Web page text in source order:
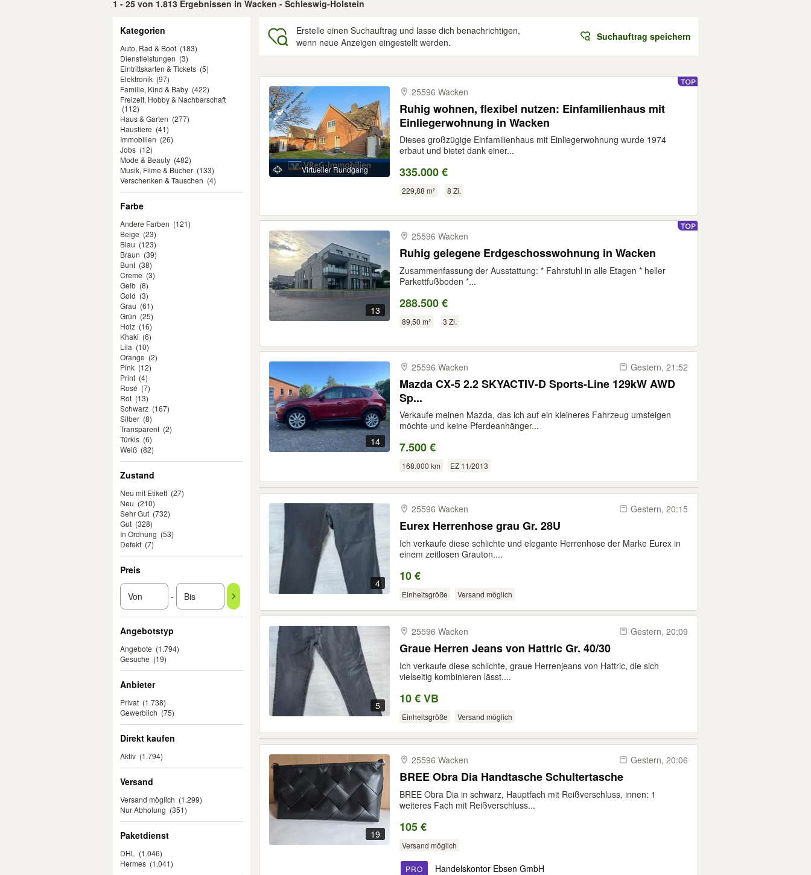
1 - 25 von 1.813 Ergebnissen in Wacken - Schleswig-Holstein
Kategorien
Auto, Rad & Boot (183)
Dienstleistungen (3)
Eintrittskarten & Tickets (5)
Elektronik (97)
Familie, Kind & Baby (422)
Freizeit, Hobby & Nachbarschaft
(112)
Haus & Garten (277)
Haustiere (41)
Immobilien (26)
Jobs (12)
Mode & Beauty (482)
Musik, Filme & Bücher (133)
Verschenken & Tauschen (4)
Farbe
Andere Farben (121)
Beige (23)
Blau (123)
Braun (39)
Bunt (38)
Creme (3)
Gelb (8)
Gold (3)
Grau (61)
Grün (25)
Holz (16)
Khaki (6)
Lila (10)
Orange (2)
Pink (12)
Print (4)
Rosé (7)
Rot (13)
Schwarz (167)
Silber (8)
Transparent (2)
Türkis (6)
Weiß (82)
Zustand
Neu mit Etikett (27)
Neu (210)
Sehr Gut (732)
Gut (328)
In Ordnung (53)
Defekt (7)
Preis
-
Angebotstyp
Angebote (1.794)
Gesuche (19)
Anbieter
Privat (1.738)
Gewerblich (75)
Direkt kaufen
Aktiv (1.794)
Versand
Versand möglich (1.299)
Nur Abholung (351)
Paketdienst
DHL
(1.046)
Hermes (1.041)
Erstelle einen Suchauftrag und lasse dich benachrichtigen,
wenn neue Anzeigen eingestellt werden.
Suchauftrag speichern
Virtueller Rundgang
25596 Wacken
Ruhig wohnen, flexibel nutzen: Einfamilienhaus mit
Einliegerwohnung in Wacken
Dieses großzügige Einfamilienhaus mit Einliegerwohnung wurde 1974
erbaut und bietet dank einer...
335.000 €
229,88 m² 8 Zi.
13
25596 Wacken
Ruhig gelegene Erdgeschosswohnung in Wacken
Zusammenfassung der Ausstattung: * Fahrstuhl in alle Etagen * heller
Parkettfußboden *...
288.500 €
89,50 m² 3 Zi.
14
25596 Wacken Gestern, 21:52
Mazda CX-5 2.2 SKYACTIV-D Sports-Line 129kW AWD
Sp...
Verkaufe meinen Mazda, das ich auf ein kleineres Fahrzeug umsteigen
möchte und keine Pferdeanhänger...
7.500 €
168.000 km EZ 11/2013
4
25596 Wacken Gestern, 20:15
Eurex Herrenhose grau Gr. 28U
Ich verkaufe diese schlichte und elegante Herrenhose der Marke Eurex in
einem zeitlosen Grauton....
10 €
Einheitsgröße Versand möglich
5
25596 Wacken Gestern, 20:09
Graue Herren Jeans von Hattric Gr. 40/30
Ich verkaufe diese schlichte, graue Herrenjeans von Hattric, die sich
vielseitig kombinieren lässt....
10 € VB
Einheitsgröße Versand möglich
19
25596 Wacken Gestern, 20:06
BREE Obra Dia Handtasche Schultertasche
BREE Obra Dia in schwarz, Hauptfach mit Reißverschluss, innen: 1
weiteres Fach mit Reißverschluss...
105 €
Versand möglich
PRO Handelskontor Ebsen GmbH